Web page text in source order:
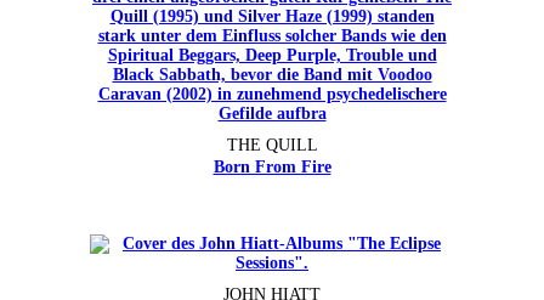
THE QUILL
Born From Fire
JOHN HIATT